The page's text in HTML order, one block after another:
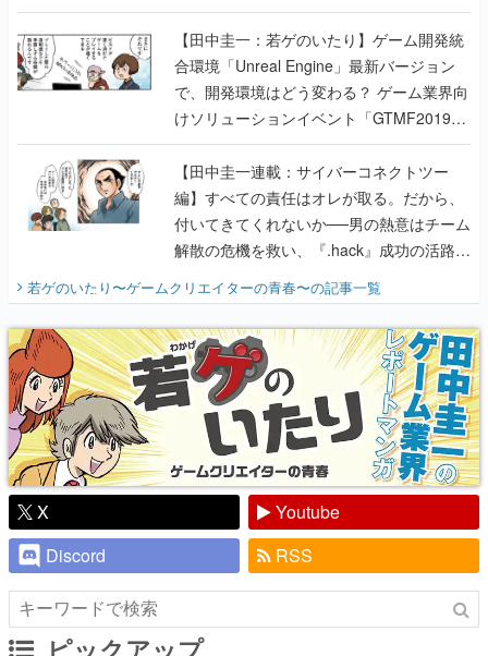
のいたり】
【田中圭一：若ゲのいたり】ゲーム開発統
合環境「Unreal Engine」最新バージョン
で、開発環境はどう変わる？ ゲーム業界向
けソリューションイベント「GTMF2019」
に行って、より理解を深めよう【PR】
【田中圭一連載：サイバーコネクトツー
編】すべての責任はオレが取る。だから、
付いてきてくれないか──男の熱意はチーム
解散の危機を救い、『.hack』成功の活路を
開く。業界の快男児・松山 洋に流れる血は
『少年ジャンプ』色だった【若ゲのいた
り】
若ゲのいたり〜ゲームクリエイターの青春〜の記事一覧
X
Youtube
Discord
RSS